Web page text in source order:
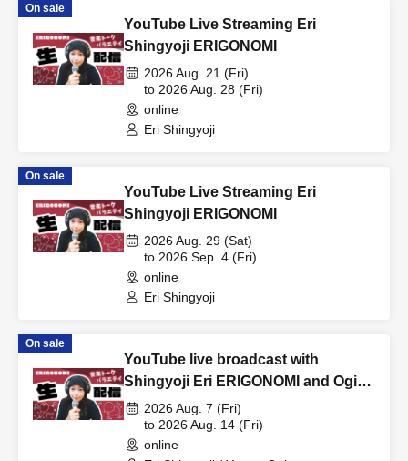
On sale
YouTube Live Streaming Eri
Shingyoji ERIGONOMI
2026 Aug. 21 (Fri)
to 2026 Aug. 28 (Fri)
online
Eri Shingyoji
On sale
YouTube Live Streaming Eri
Shingyoji ERIGONOMI
2026 Aug. 29 (Sat)
to 2026 Sep. 4 (Fri)
online
Eri Shingyoji
On sale
YouTube live broadcast with
Shingyoji Eri ERIGONOMI and Ogita
Yuutaro!
2026 Aug. 7 (Fri)
to 2026 Aug. 14 (Fri)
online